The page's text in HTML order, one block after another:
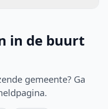
in de buurt
gemeente? Ga